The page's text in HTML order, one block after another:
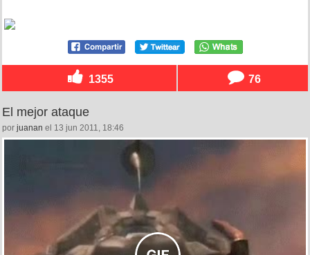
1355 76
El mejor ataque
por juanan el 13 jun 2011, 18:46